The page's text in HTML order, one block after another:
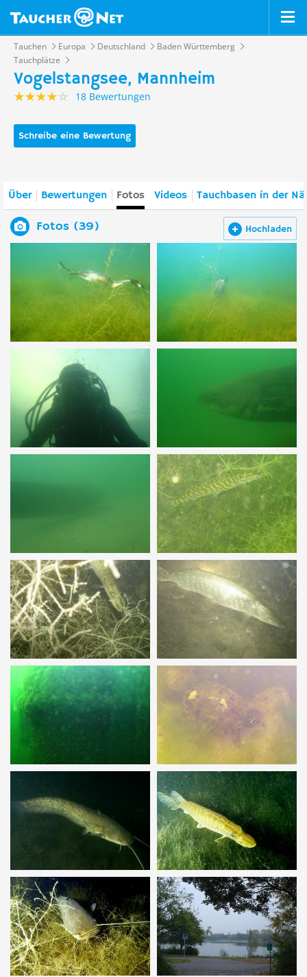
Tauchen Europa Deutschland
Baden Württemberg
Tauchplätze
Vogelstangsee, Mannheim
18 Bewertungen
Schreibe eine Bewertung
Über Bewertungen Fotos Videos Tauchbasen in der
Hochladen
Fotos (39)